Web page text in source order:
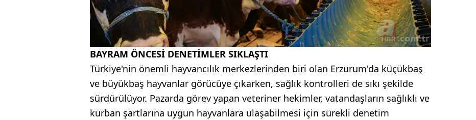
BAYRAM ÖNCESİ DENETİMLER SIKLAŞTI
Türkiye'nin önemli hayvancılık merkezlerinden biri olan Erzurum'da küçükbaş
ve büyükbaş hayvanlar görücüye çıkarken, sağlık kontrolleri de sıkı şekilde
sürdürülüyor. Pazarda görev yapan veteriner hekimler, vatandaşların sağlıklı ve
kurban şartlarına uygun hayvanlara ulaşabilmesi için sürekli denetim